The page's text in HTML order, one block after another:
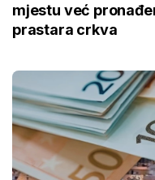
mjestu već
prastara crkva